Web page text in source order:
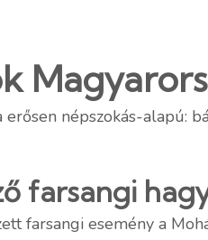
népszokás-alapú:
farsangi
farsangi esemény a